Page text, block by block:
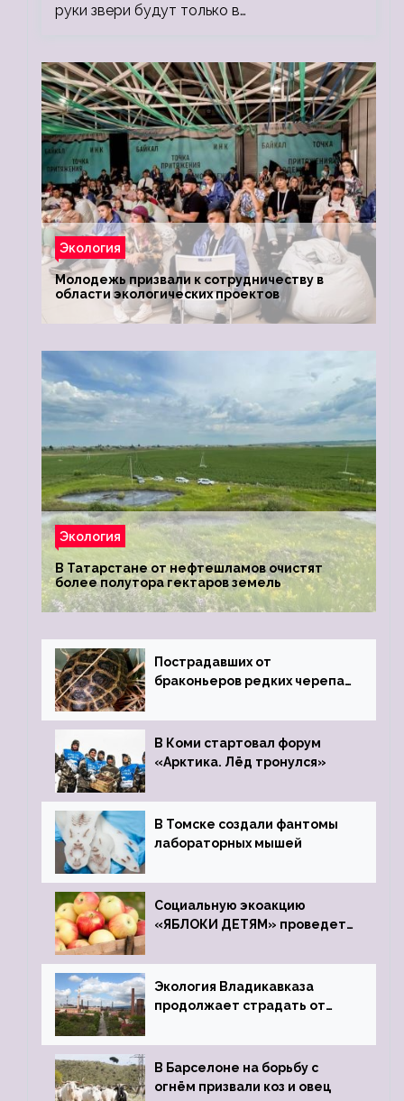
руки звери будут только в…
Экология
Молодежь призвали к сотрудничеству в
области экологических проектов
Экология
В Татарстане от нефтешламов очистят
более полутора гектаров земель
Пострадавших от
браконьеров редких черепах
зоопарк
В Коми стартовал форум
«Арктика. Лёд тронулся»
В Томске создали фантомы
лабораторных мышей
Социальную экоакцию
«ЯБЛОКИ ДЕТЯМ» проведет
Экология Владикавказа
продолжает страдать от
В Барселоне на борьбу с
огнём призвали коз и овец